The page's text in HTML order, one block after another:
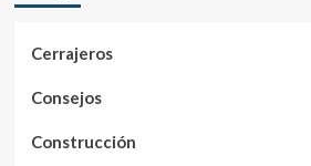
Cerrajeros
Consejos
Construcción